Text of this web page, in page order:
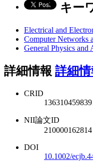
キー
Electrical and
Computer Networks
General Physics and
詳細情報 詳細
CRID
NII論文ID
210000162814
DOI
10.1002/